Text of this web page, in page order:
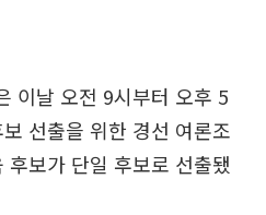
이날 오전 9시부터 오후 5
선출을 위한 경선 여론조
보가 단일 후보로 선출됐